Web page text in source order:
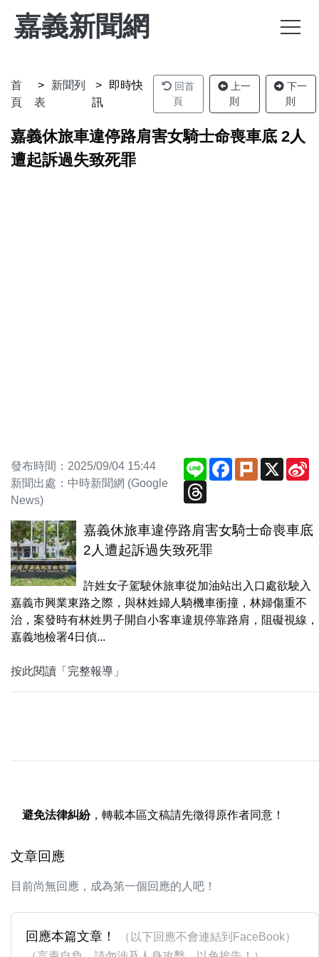
嘉義新聞網
首
頁
新聞列
表
即時快
訊
回首
頁
上一
則
下一
則
嘉義休旅車違停路肩害女騎士命喪車底 2人
遭起訴過失致死罪
發布時間：2025/09/04 15:44
新聞出處：中時新聞網 (Google
News)
Line Facebook
PlurkX
Threads
嘉義休旅車違停路肩害女騎士命喪車底
2人遭起訴過失致死罪
許姓女子駕駛休旅車從加油站出入口處欲駛入
嘉義市興業東路之際，與林姓婦人騎機車衝撞，林婦傷重不
治，案發時有林姓男子開自小客車違規停靠路肩，阻礙視線，
嘉義地檢署4日偵...
按此閱讀「完整報導」
避免法律糾紛，轉載本區文稿請先徵得原作者同意！
文章回應
目前尚無回應，成為第一個回應的人吧！
回應本篇文章！
（以下回應不會連結到FaceBook）